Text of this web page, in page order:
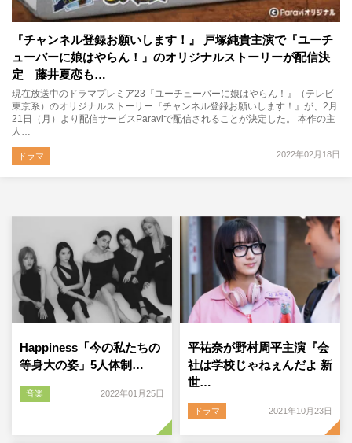
『チャンネル登録お願いします！』 戸塚純貴主演で『ユーチ
ューバーに娘はやらん！』のオリジナルストーリーが配信決
定 藤井夏恋も…
現在放送中のドラマプレミア23『ユーチューバーに娘はやらん！』（テレビ
東京系）のオリジナルストーリー『チャンネル登録お願いします！』が、2月
21日（月）より配信サービスParaviで配信されることが決定した。 本作の主
人…
2022年02月18日
ドラマ
Happiness「今の私たちの
等身大の姿」5人体制…
音楽 2022年01月25日
平祐奈が野村周平主演『会
社は学校じゃねぇんだよ 新
世…
ドラマ 2021年10月23日